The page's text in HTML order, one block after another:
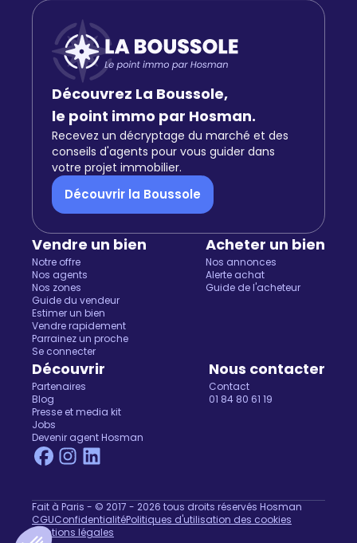
Découvrez La Boussole,
le point immo par Hosman.
Recevez un décryptage du marché et des
conseils d'agents pour vous guider dans
votre projet immobilier.
Découvrir la Boussole
Vendre un bien
Notre offre
Nos agents
Nos zones
Guide du vendeur
Estimer un bien
Vendre rapidement
Parrainez un proche
Se connecter
Acheter un bien
Nos annonces
Alerte achat
Guide de l'acheteur
Découvrir
Partenaires
Blog
Presse et media kit
Jobs
Devenir agent Hosman
Nous contacter
Contact
01 84 80 61 19
Fait à Paris - © 2017 - 2026 tous droits réservés Hosman
CGUConfidentialitéPolitiques d'utilisation des cookies
Mentions légales